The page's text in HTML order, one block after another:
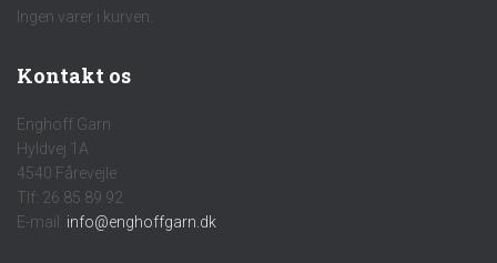
Ingen varer i kurven.
Kontakt os
Enghoff Garn
Hyldvej 1A
4540 Fårevejle
Tlf: 26 85 89 92
E-mail: info@enghoffgarn.dk